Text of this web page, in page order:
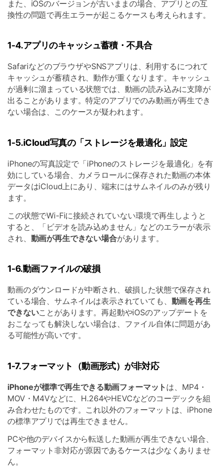
また、iOSのバージョンが古いままの場合、アプリとの互
換性の問題で再生エラーが起こるケースも考えられます。
1-4.アプリのキャッシュ蓄積・不具合
SafariなどのブラウザやSNSアプリは、利用するにつれて
キャッシュが蓄積され、動作が重くなります。キャッシュ
が過剰に溜まっている状態では、動画の読み込みに支障が
出ることがあります。特定のアプリでのみ動画が再生でき
ない場合は、このケースが疑われます。
1-5.iCloud写真の「ストレージを最適化」設定
iPhoneの写真設定で「iPhoneのストレージを最適化」を有
効にしている場合、カメラロールに保存された動画の本体
データはiCloud上にあり、端末にはサムネイルのみが残り
ます。
この状態でWi-Fiに接続されていない環境で再生しようと
すると、「ビデオを読み込めません」などのエラーが表示
され、 動画が再生できない場合があります。
1-6.動画ファイルの破損
動画のダウンロードが中断され、破損した状態で保存され
ている場合、サムネイルは表示されていても、 動画を再生
できないことがあります。再起動やiOSのアップデートを
おこなっても解決しない場合は、ファイル自体に問題があ
る可能性が高いです。
1-7.フォーマット（動画形式）が非対応
iPhoneが標準で再生できる動画フォーマット は、MP4・
MOV・M4Vなどに、H.264やHEVCなどのコーデックを組
み合わせたものです。これ以外のフォーマットは、iPhone
の標準アプリでは再生できません。
PCや他のデバイスから転送した動画が再生できない場合、
フォーマット非対応が原因であるケースは少なくありませ
ん。